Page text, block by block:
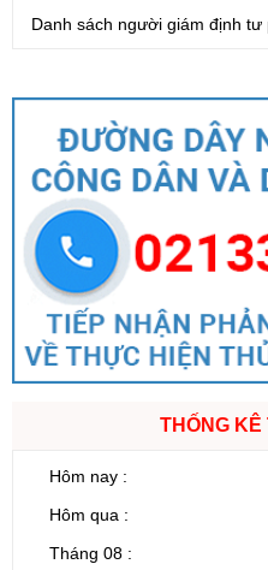
Danh sách người giám định tư
THỐNG KÊ
Hôm nay :
Hôm qua :
Tháng 08 :